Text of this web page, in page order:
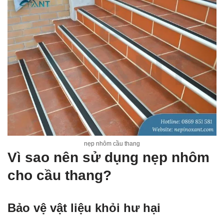
nẹp nhôm cầu thang
Vì sao nên sử dụng nẹp nhôm
cho cầu thang?
Bảo vệ vật liệu khỏi hư hại